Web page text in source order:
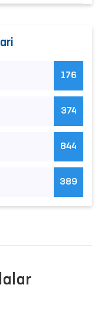
176
374
844
389